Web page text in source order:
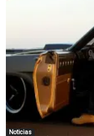
Noticias